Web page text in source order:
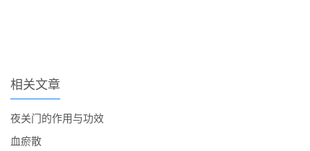
相关文章
夜关门的作用与功效
血瘀散